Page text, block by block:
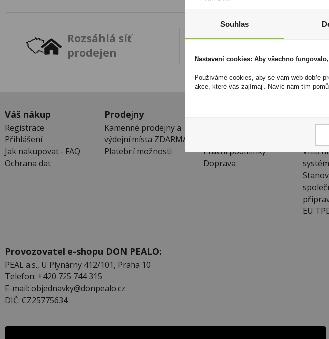
Rozsáhlá síť
prodejen
denně 6:00 – 15:30 hod
Váš nákup
Registrace
Přihlášení
Jak nakupovat - FAQ
Ochrana dat
Prodejny
Kamenné prodejny a
výdejní místa ZDARMA
Platební možnosti
Právní podmínky
Doprava
O
Volná
Vnitřní
systém
EU
Provozovatel e-shopu DON PEALO:
PEAL a.s., U Plynárny 412/101, Praha 10
Telefon: +420 725 744 315
E-mail: objednavky@donpealo.cz
DIČ: CZ25775634
Souhlas
Nastavení cookies: Aby všechno
Používáme cookies, aby se vám web dobře
akce, které vás zajímají. Navíc nám tím